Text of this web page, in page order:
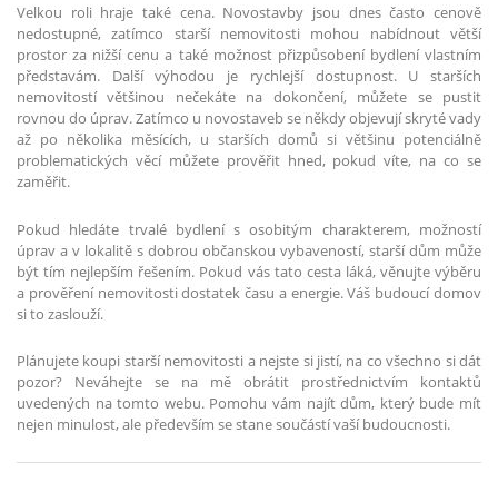
Velkou roli hraje také cena. Novostavby jsou dnes často cenově
nedostupné, zatímco starší nemovitosti mohou nabídnout větší
prostor za nižší cenu a také možnost přizpůsobení bydlení vlastním
představám. Další výhodou je rychlejší dostupnost. U starších
nemovitostí většinou nečekáte na dokončení, můžete se pustit
rovnou do úprav. Zatímco u novostaveb se někdy objevují skryté vady
až po několika měsících, u starších domů si většinu potenciálně
problematických věcí můžete prověřit hned, pokud víte, na co se
zaměřit.
Pokud hledáte trvalé bydlení s osobitým charakterem, možností
úprav a v lokalitě s dobrou občanskou vybaveností, starší dům může
být tím nejlepším řešením. Pokud vás tato cesta láká, věnujte výběru
a prověření nemovitosti dostatek času a energie. Váš budoucí domov
si to zaslouží.
Plánujete koupi starší nemovitosti a nejste si jistí, na co všechno si dát
pozor? Neváhejte se na mě obrátit prostřednictvím kontaktů
uvedených na tomto webu. Pomohu vám najít dům, který bude mít
nejen minulost, ale především se stane součástí vaší budoucnosti.